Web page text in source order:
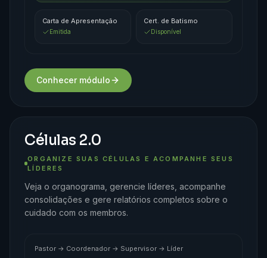
Carta de Apresentação
Emitida
Cert. de Batismo
Disponível
Conhecer módulo
Células 2.0
ORGANIZE SUAS CÉLULAS E ACOMPANHE SEUS
LÍDERES
Veja o organograma, gerencie líderes, acompanhe
consolidações e gere relatórios completos sobre o
cuidado com os membros.
Pastor → Coordenador → Supervisor → Líder